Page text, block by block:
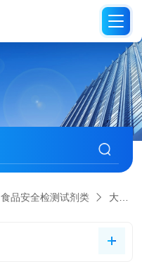
食品安全检测试剂类 大米中石蜡/矿物油速测盒